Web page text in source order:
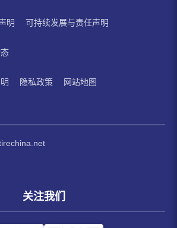
明
可持续发展与责任声明
隐私政策 网站地图
关注我们